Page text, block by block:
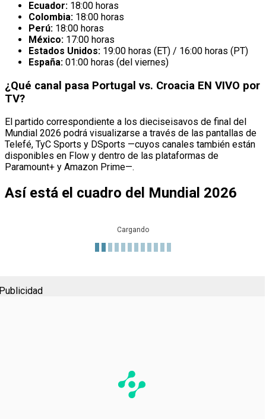
Ecuador: 18:00 horas
Colombia: 18:00 horas
Perú: 18:00 horas
México: 17:00 horas
Estados Unidos: 19:00 horas (ET) / 16:00 horas (PT)
España: 01:00 horas (del viernes)
¿Qué canal pasa Portugal vs. Croacia EN VIVO por
TV?
El partido correspondiente a los dieciseisavos de final del
Mundial 2026 podrá visualizarse a través de las pantallas de
Telefé, TyC Sports y DSports —cuyos canales también están
disponibles en Flow y dentro de las plataformas de
Paramount+ y Amazon Prime—.
Así está el cuadro del Mundial 2026
Cargando